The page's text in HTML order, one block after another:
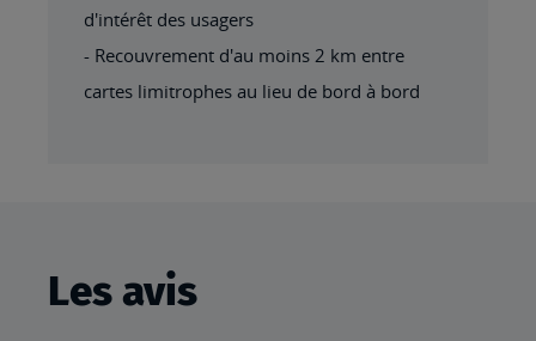
d'intérêt des usagers
- Recouvrement d'au moins 2 km entre
cartes limitrophes au lieu de bord à bord
Les avis